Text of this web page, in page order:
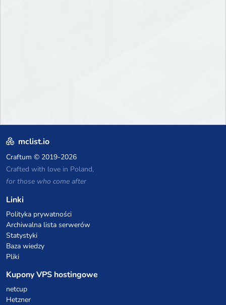
mclist.io
Craftum © 2019-2026
Crafted with love in Poland,
for those who come after
Linki
Polityka prywatności
Archiwalna lista serwerów
Statystyki
Baza wiedzy
Pliki
Kupony VPS hostingowe
netcup
Hetzner